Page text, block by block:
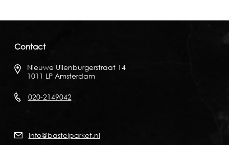
Contact
Nieuwe Uilenburgerstraat 14
1011 LP Amsterdam
020-2149042
info@bastelparket.nl